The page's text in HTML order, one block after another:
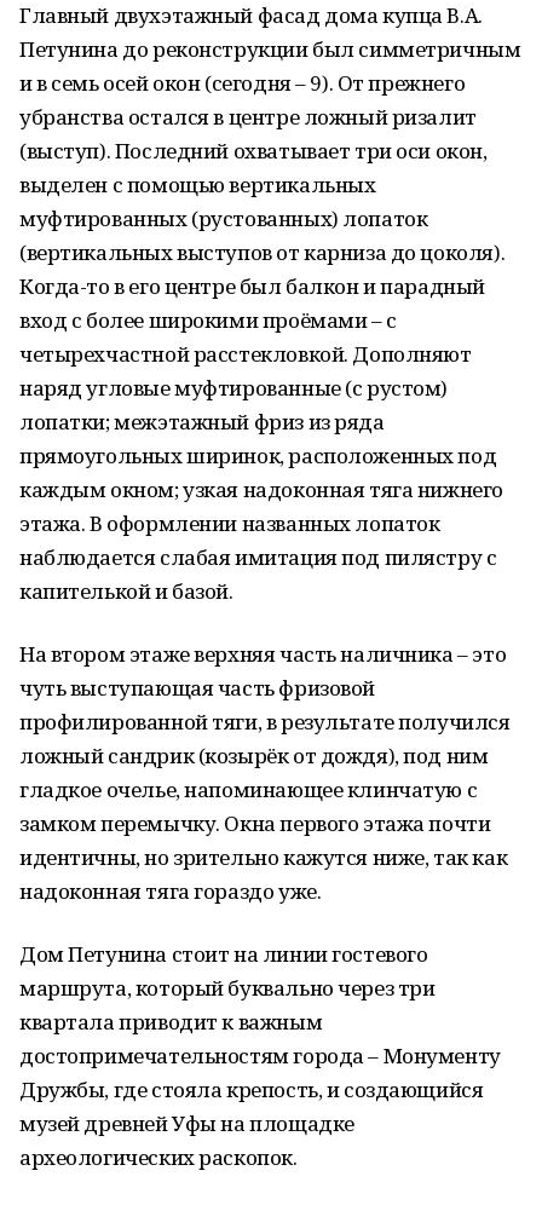
Главный двухэтажный фасад дома купца В.А.
Петунина до реконструкции был симметричным
и в семь осей окон (сегодня – 9). От прежнего
убранства остался в центре ложный ризалит
(выступ). Последний охватывает три оси окон,
выделен с помощью вертикальных
муфтированных (рустованных) лопаток
(вертикальных выступов от карниза до цоколя).
Когда-то в его центре был балкон и парадный
вход с более широкими проёмами – с
четырехчастной расстекловкой. Дополняют
наряд угловые муфтированные (с рустом)
лопатки; межэтажный фриз из ряда
прямоугольных ширинок, расположенных под
каждым окном; узкая надоконная тяга нижнего
этажа. В оформлении названных лопаток
наблюдается слабая имитация под пилястру с
капителькой и базой.
На втором этаже верхняя часть наличника – это
чуть выступающая часть фризовой
профилированной тяги, в результате получился
ложный сандрик (козырёк от дождя), под ним
гладкое очелье, напоминающее клинчатую с
замком перемычку. Окна первого этажа почти
идентичны, но зрительно кажутся ниже, так как
надоконная тяга гораздо уже.
Дом Петунина стоит на линии гостевого
маршрута, который буквально через три
квартала приводит к важным
достопримечательностям города – Монументу
Дружбы, где стояла крепость, и создающийся
музей древней Уфы на площадке
археологических раскопок.